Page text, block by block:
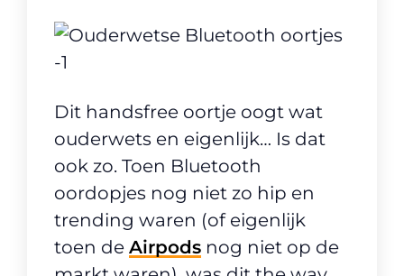
Dit handsfree oortje oogt wat
ouderwets en eigenlijk… Is dat
ook zo. Toen Bluetooth
oordopjes nog niet zo hip en
trending waren (of eigenlijk
toen de Airpods nog niet op de